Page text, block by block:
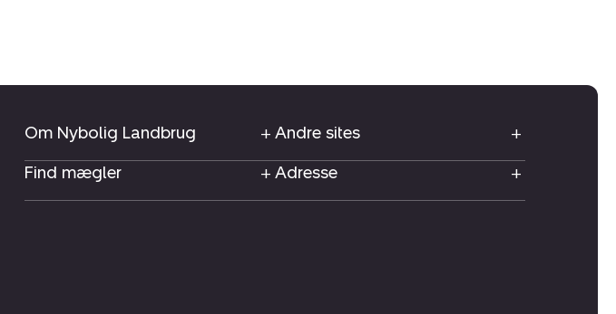
Om Nybolig Landbrug
Andre sites
Find mægler
Adresse